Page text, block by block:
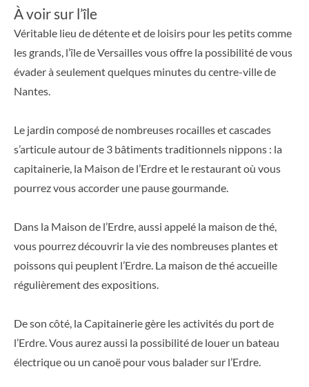
À voir sur l’île
Véritable lieu de détente et de loisirs pour les petits comme
les grands, l’île de Versailles vous offre la possibilité de vous
évader à seulement quelques minutes du centre-ville de
Nantes.
Le jardin composé de nombreuses rocailles et cascades
s’articule autour de 3 bâtiments traditionnels nippons : la
capitainerie, la Maison de l’Erdre et le restaurant où vous
pourrez vous accorder une pause gourmande.
Dans la Maison de l’Erdre, aussi appelé la maison de thé,
vous pourrez découvrir la vie des nombreuses plantes et
poissons qui peuplent l’Erdre. La maison de thé accueille
régulièrement des expositions.
De son côté, la Capitainerie gère les activités du port de
l’Erdre. Vous aurez aussi la possibilité de louer un bateau
électrique ou un canoë pour vous balader sur l’Erdre.